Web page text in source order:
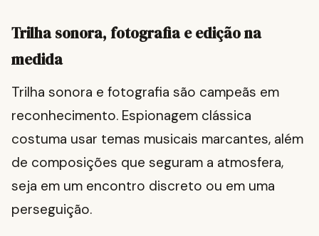
Trilha sonora, fotografia e edição na
medida
Trilha sonora e fotografia são campeãs em
reconhecimento. Espionagem clássica
costuma usar temas musicais marcantes, além
de composições que seguram a atmosfera,
seja em um encontro discreto ou em uma
perseguição.